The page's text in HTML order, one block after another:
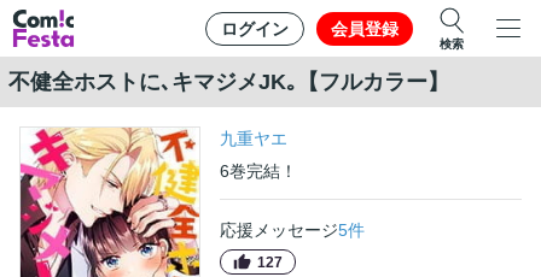
ログイン 会員登録
検索
不健全ホストに､キマジメJK｡【フルカラー】
九重ヤエ
6巻完結！
応援メッセージ5件
127